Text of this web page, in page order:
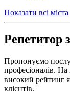
Показати всі міста
Репетитор з
Пропонуємо
професіоналів.
високий рейтинг
клієнтів.